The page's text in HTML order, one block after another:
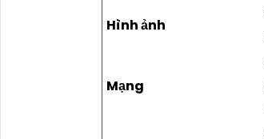
Hình ảnh
Mạng